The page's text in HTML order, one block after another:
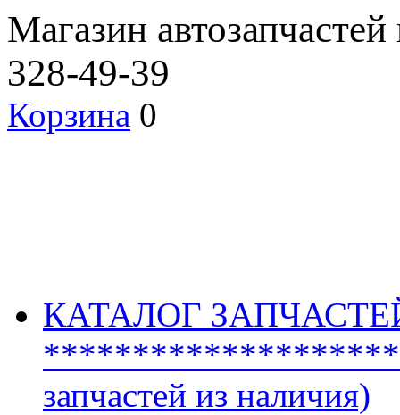
Магазин
328-49-39
Корзина 0
КАТАЛОГ
запчастей из наличия)